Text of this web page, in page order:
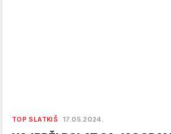
TOP SLATKIŠ 17.05.2024.